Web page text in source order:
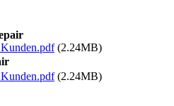
(2.24MB)
(2.24MB)